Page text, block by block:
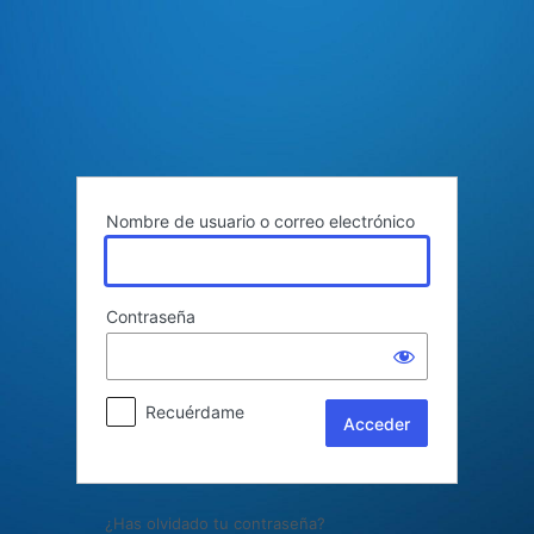
Nombre de usuario o correo electrónico
Contraseña
Recuérdame
¿Has olvidado tu contraseña?